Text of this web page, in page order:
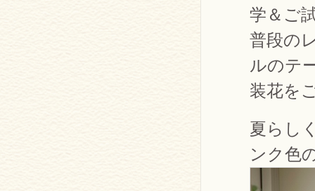
学＆ご
普段の
ルのテ
装花を
夏らし
ンク色